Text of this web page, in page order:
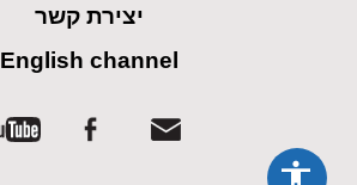
יצירת קשר
English channel